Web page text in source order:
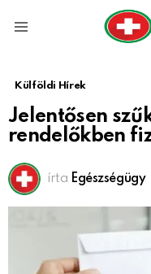
Külföldi Hírek
Jelentősen
rendelőkben
írta Egészségügy